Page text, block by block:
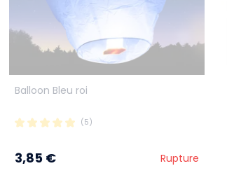
Balloon Bleu roi
(5)
3,85 € Rupture